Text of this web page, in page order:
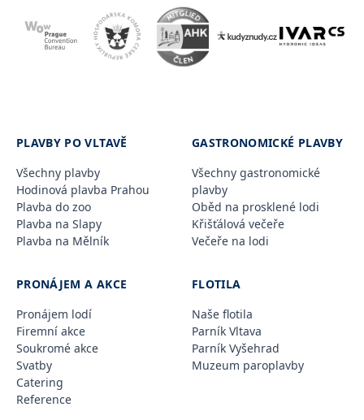
PLAVBY PO VLTAVĚ
Všechny plavby
Hodinová plavba Prahou
Plavba do zoo
Plavba na Slapy
Plavba na Mělník
GASTRONOMICKÉ PLAVBY
Všechny gastronomické
plavby
Oběd na prosklené lodi
Křišťálová večeře
Večeře na lodi
PRONÁJEM A AKCE
Pronájem lodí
Firemní akce
Soukromé akce
Svatby
Catering
Reference
FLOTILA
Naše flotila
Parník Vltava
Parník Vyšehrad
Muzeum paroplavby